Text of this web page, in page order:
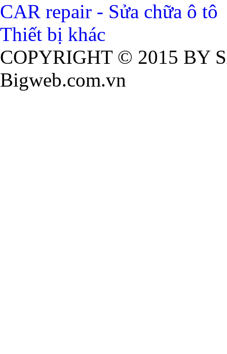
CAR repair - Sửa chữa ô tô
Thiết bị khác
COPYRIGHT © 2015 BY
Bigweb.com.vn